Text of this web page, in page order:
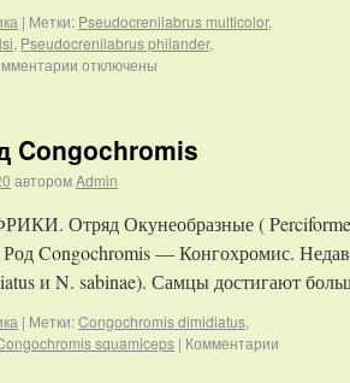
| Метки: Pseudocrenilabrus multicolor,
, Pseudocrenilabrus philander,
отключены
Congochromis
авторомAdmin
Отряд Окунеобразные (
Род Congochromis — Конгохромис.
и N. sabinae). Самцы достигают
| Метки:Congochromis dimidiatus,
squamiceps | Комментарии